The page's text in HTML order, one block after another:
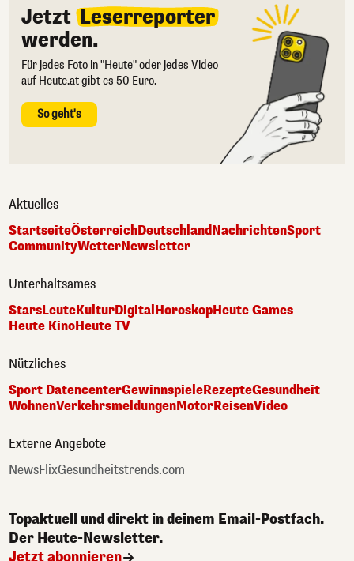
Jetzt Leserreporter
werden.
Für jedes Foto in "Heute" oder jedes Video
auf Heute.at gibt es 50 Euro.
So geht's
Aktuelles
StartseiteÖsterreichDeutschlandNachrichtenSport
CommunityWetterNewsletter
Unterhaltsames
StarsLeuteKulturDigital HoroskopHeute Games
Heute KinoHeute TV
Nützliches
Sport DatencenterGewinnspieleRezepteGesundheit
WohnenVerkehrsmeldungenMotorReisenVideo
Externe Angebote
NewsFlixGesundheitstrends.com
Topaktuell und direkt in deinem Email-Postfach.
Der Heute-Newsletter.
Jetzt abonnieren